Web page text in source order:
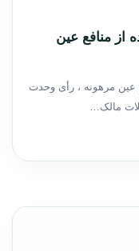
از منافع عین
عین مرهونه ، ‌رأی وحدت